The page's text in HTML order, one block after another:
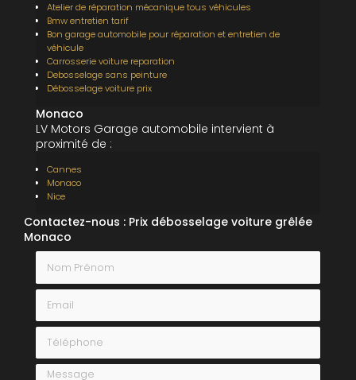
Atelier de réparation mécanique tous véhicules
Bmw entretien tarif
Bon garage automobile pour réparation et entretien de
véhicule
Carrosserie voiture reparation
Debosselage sans peinture
Débosselage voiture prix
Monaco
LV Motors Garage automobile intervient à
proximité de :
Cannes
Monaco
Nice
Contactez-nous : Prix débosselage voiture grêlée
Monaco
Nom Prénom
Email
Téléphone
Message